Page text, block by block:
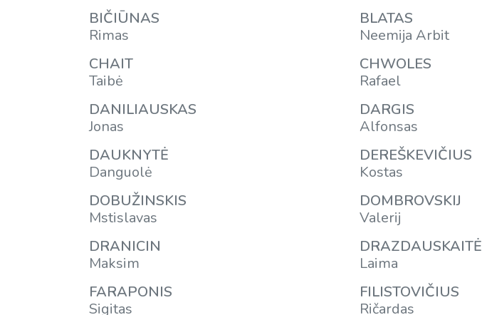
BIČIŪNAS
Rimas
BLATAS
Neemija Arbit
CHAIT
Taibė
CHWOLES
Rafael
DANILIAUSKAS
Jonas
DARGIS
Alfonsas
DAUKNYTĖ
Danguolė
DEREŠKEVIČIUS
Kostas
DOBUŽINSKIS
Mstislavas
DOMBROVSKIJ
Valerij
DRANICIN
Maksim
DRAZDAUSKAITĖ
Laima
FARAPONIS
Sigitas
FILISTOVIČIUS
Ričardas